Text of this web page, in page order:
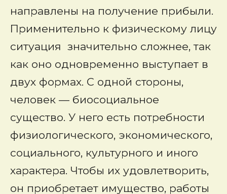
направлены на получение прибыли.
Применительно к физическому лицу
ситуация значительно сложнее, так
как оно одновременно выступает в
двух формах. С одной стороны,
человек — биосоциальное
существо. У него есть потребности
физиологического, экономического,
социального, культурного и иного
характера. Чтобы их удовлетворить,
он приобретает имущество, работы